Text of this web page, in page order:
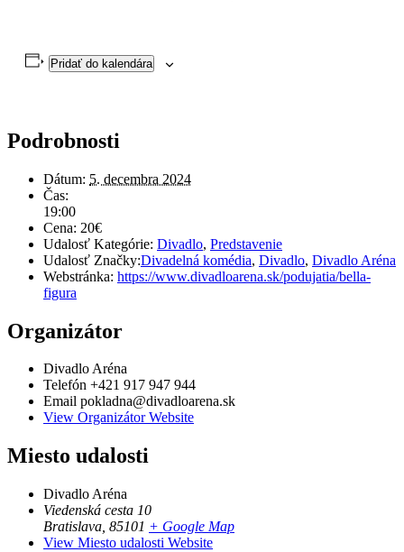
Pridať do kalendára
Podrobnosti
Dátum: 5. decembra 2024
Čas:
19:00
Cena: 20€
Udalosť Kategórie: Divadlo, Predstavenie
Udalosť Značky:Divadelná komédia, Divadlo, Divadlo Aréna
Webstránka: https://www.divadloarena.sk/podujatia/bella-
figura
Organizátor
Divadlo Aréna
Telefón +421 917 947 944
Email pokladna@divadloarena.sk
View Organizátor Website
Miesto udalosti
Divadlo Aréna
Viedenská cesta 10
Bratislava 85101 + Google Map
View Miesto udalosti Website